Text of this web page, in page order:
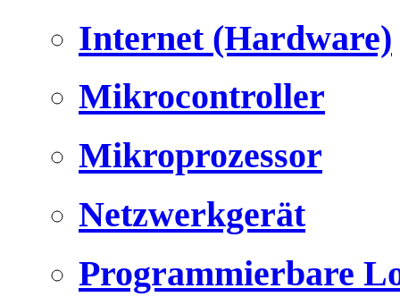
Internet (Hardware)
Mikrocontroller
Mikroprozessor
Netzwerkgerät
Programmierbare